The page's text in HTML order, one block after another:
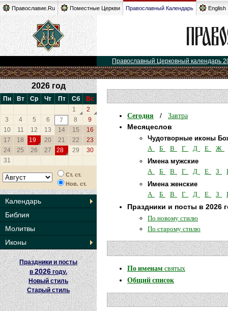
Православие.Ru Поместные Церкви Православный Календарь English
Православный Церковный календарь
2026 год
Пн Вт Ср Чт Пт Сб
Вс
1
2
3
4 5 6 7 8
9
10
11 12 13 14 15
16
17
18 19 20 21 22
23
24
25 26 27 28 29
30
31
Ст. ст.
Нов. ст.
Календарь
Библия
Молитвы
Иконы
Праздники и посты
в 2026году.
Новый стиль
Старый стиль
Сегодня / Завтра
Месяцеслов
Чудотворные иконы
А Б В Г Д Е Ж
Имена мужские
А Б В Г Д Е З
Имена женские
А Б В Г Д Е З
Праздники и посты в 2026
По новому стилю
По старому стилю
По именам святых
Общий список